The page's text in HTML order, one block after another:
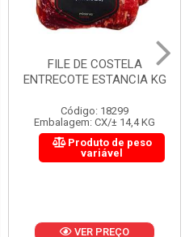
FILE DE COSTELA
ENTRECOTE ESTANCIA KG
Código: 18299
Embalagem: CX/± 14,4 KG
Produto de peso
variável
VER PREÇO